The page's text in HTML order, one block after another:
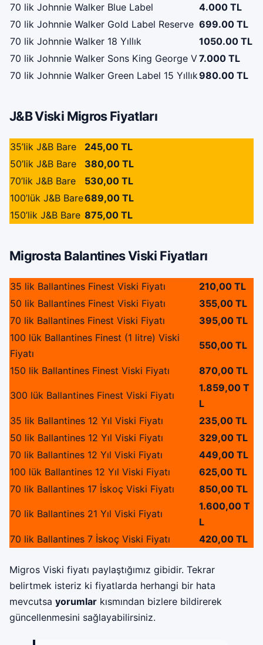
70 lik Johnnie Walker Blue Label
4.000 TL
70 lik Johnnie Walker Gold Label Reserve 699.00 TL
70 lik Johnnie Walker 18 Yıllık
1050.00 TL
70 lik Johnnie Walker Sons King George V7.000 TL
70 lik Johnnie Walker Green Label 15 Yıllık980.00 TL
J&B Viski Migros Fiyatları
35’lik J&B Bare
245,00 TL
50’lik J&B Bare
380,00 TL
70’lik J&B Bare
530,00 TL
100’lük J&B Bare689,00 TL
150’lik J&B Bare 875,00 TL
Migrosta Balantines Viski Fiyatları
35 lik Ballantines Finest Viski Fiyatı
210,00 TL
50 lik Ballantines Finest Viski Fiyatı
355,00 TL
70 lik Ballantines Finest Viski Fiyatı
395,00 TL
100 lük Ballantines Finest (1 litre) Viski
Fiyatı
550,00 TL
150 lik Ballantines Finest Viski Fiyatı 870,00 TL
300 lük Ballantines Finest Viski Fiyatı
1.859,00 T
L
35 lik Ballantines 12 Yıl Viski Fiyatı
235,00 TL
50 lik Ballantines 12 Yıl Viski Fiyatı
329,00 TL
70 lik Ballantines 12 Yıl Viski Fiyatı
449,00 TL
100 lük Ballantines 12 Yıl Viski Fiyatı
625,00 TL
70 lik Ballantines 17 İskoç Viski Fiyatı
850,00 TL
70 lik Ballantines 21 Yıl Viski Fiyatı
1.600,00 T
L
70 lik Ballantines 7 İskoç Viski Fiyatı
420,00 TL
Migros Viski fiyatı paylaştığımız gibidir. Tekrar
belirtmek isteriz ki fiyatlarda herhangi bir hata
mevcutsa yorumlar kısmından bizlere bildirerek
güncellenmesini sağlayabilirsiniz.